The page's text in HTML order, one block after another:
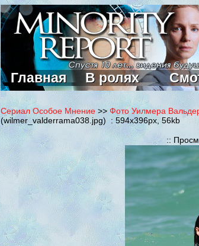
Главная В ролях
Сериал Особое Мнение >>Фото Уилмера
(wilmer_valderrama038.jpg) : 594x396px, 56kb
::